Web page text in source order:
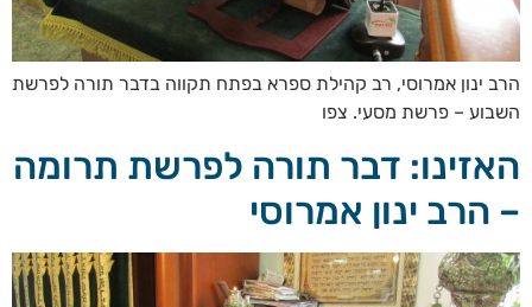
הרב ינון אמרוסי, רב קהילת ספרא בפתח תקווה בדבר תורה לפרשת
השבוע – פרשת מסעי. צפו
האזינו: דבר תורה לפרשת תרומה
– הרב ינון אמרוסי